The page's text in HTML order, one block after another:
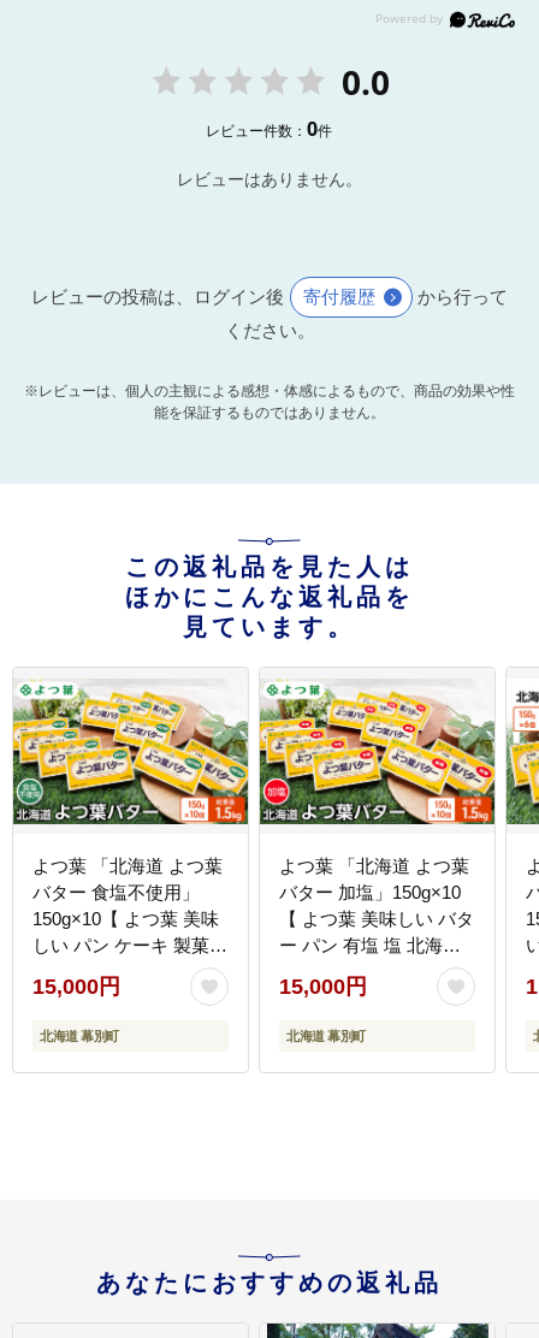
0.0
レビュー件数：0件
レビューはありません。
レビューの投稿は、ログイン後 寄付履歴
から行って
ください。
※レビューは、個人の主観による感想・体感によるもので、商品の効果や性
能を保証するものではありません。
この返礼品を見た人は
ほかにこんな返礼品を
見ています。
よつ葉 「北海道 よつ葉
バター 食塩不使用」
150g×10【 よつ葉 美味
しい パン ケーキ 製菓
お菓子 無塩 塩 北海道
十勝 幕別 】
15,000円
北海道 幕別町
よつ葉 「北海道 よつ葉
バター 加塩」150g×10
【 よつ葉 美味しい バタ
ー パン 有塩 塩 北海道
十勝 幕別 】
15,000円
北海道 幕別町
あなたにおすすめの返礼品